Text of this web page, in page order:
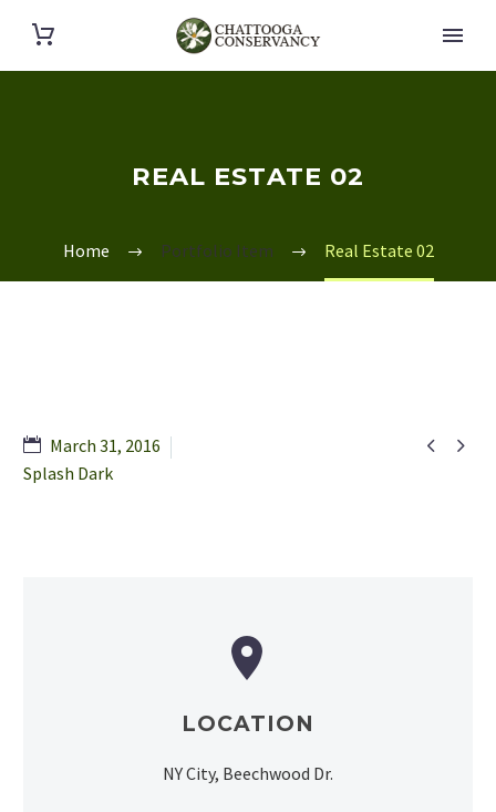
REAL ESTATE 02
Home Portfolio Item Real Estate 02
 
March 31, 2016
Splash Dark


LOCATION
NY City, Beechwood Dr.